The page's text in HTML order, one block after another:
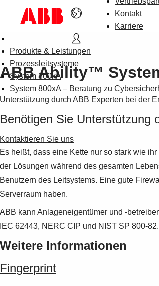
Kontakt
Karriere
Produkte & Leistungen
Prozessleitsysteme
System 800xA
System 800xA – Beratung zu
ABB Ability™
Unterstützung durch ABB Experten bei der
Benötigen Sie Unterstützung
Kontaktieren Sie uns
Es heißt, dass eine Kette nur so stark wie
der Lösungen während des gesamten
Benutzern des Leitsystems. Eine gute
Serverraum haben.
ABB kann Anlageneigentümer und -
IEC 62443, NERC CIP und NIST SP 800-82.
Weitere Informationen
Fingerprint